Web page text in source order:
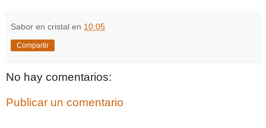
Sabor en cristal en 10:05
Compartir
No hay comentarios:
Publicar un comentario